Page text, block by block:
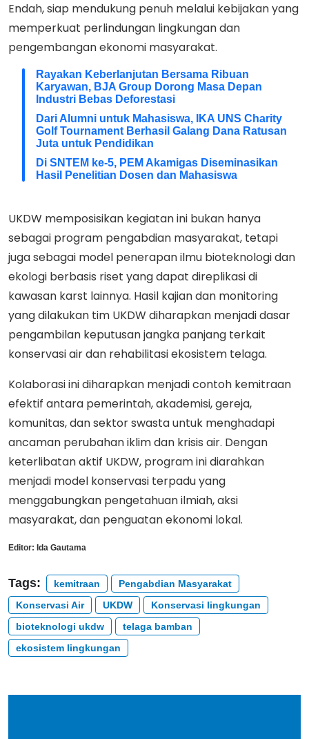
Endah, siap mendukung penuh melalui kebijakan yang
memperkuat perlindungan lingkungan dan
pengembangan ekonomi masyarakat.
Rayakan Keberlanjutan Bersama Ribuan
Karyawan, BJA Group Dorong Masa Depan
Industri Bebas Deforestasi
Dari Alumni untuk Mahasiswa, IKA UNS Charity
Golf Tournament Berhasil Galang Dana Ratusan
Juta untuk Pendidikan
Di SNTEM ke-5, PEM Akamigas Diseminasikan
Hasil Penelitian Dosen dan Mahasiswa
UKDW memposisikan kegiatan ini bukan hanya
sebagai program pengabdian masyarakat, tetapi
juga sebagai model penerapan ilmu bioteknologi dan
ekologi berbasis riset yang dapat direplikasi di
kawasan karst lainnya. Hasil kajian dan monitoring
yang dilakukan tim UKDW diharapkan menjadi dasar
pengambilan keputusan jangka panjang terkait
konservasi air dan rehabilitasi ekosistem telaga.
Kolaborasi ini diharapkan menjadi contoh kemitraan
efektif antara pemerintah, akademisi, gereja,
komunitas, dan sektor swasta untuk menghadapi
ancaman perubahan iklim dan krisis air. Dengan
keterlibatan aktif UKDW, program ini diarahkan
menjadi model konservasi terpadu yang
menggabungkan pengetahuan ilmiah, aksi
masyarakat, dan penguatan ekonomi lokal.
Editor: Ida Gautama
Tags: kemitraan
Pengabdian Masyarakat
Konservasi Air
UKDW
Konservasi lingkungan
bioteknologi ukdw
telaga bamban
ekosistem lingkungan